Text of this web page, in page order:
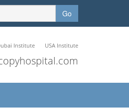
Go
Institute USA Institute